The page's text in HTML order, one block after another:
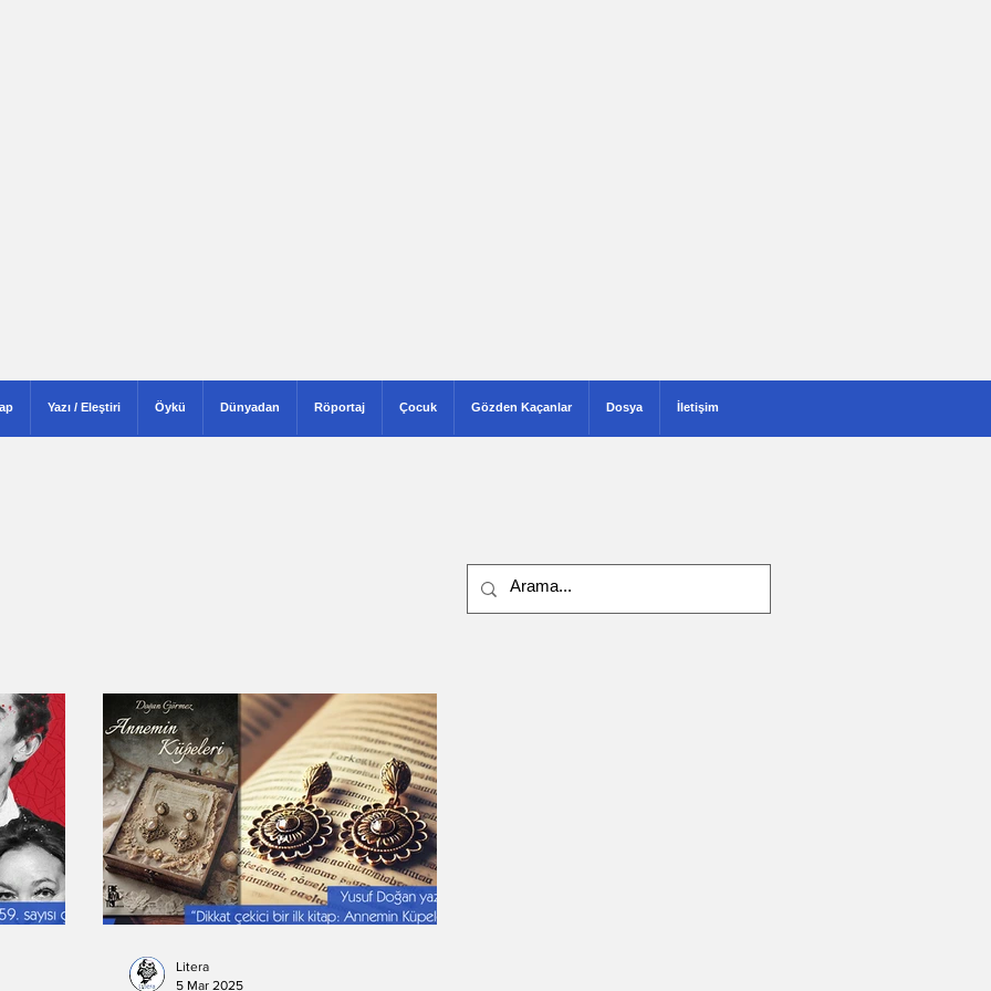
Dünya Yeni Çıkanlar ayin-yazari
-Oylum Yılmaz Dergi -Mahir Ünsal Eriş
-Doğuş Sarpkaya -Haziran Düzkan
Hükümenoğlu -Seda Ateş
Litera
5 Mar 2025
Yazı / Eleştiri Öykü Dünyadan Röportaj Çocuk Gözden Kaçanlar Dosya İletişim